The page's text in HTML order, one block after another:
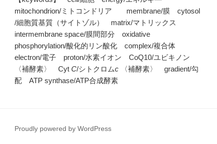
mitochondrion/ミトコンドリア membrane/膜 cytosol
/細胞質基質（サイトゾル） matrix/マトリックス
intermembrane space/膜間部分 oxidative
phosphorylation/酸化的リン酸化 complex/複合体
electron/電子 proton/水素イオン CoQ10/ユビキノン
〈補酵素〉 Cyt C/シトクロムc 〈補酵素〉 gradient/勾
配 ATP synthase/ATP合成酵素
Proudly powered by WordPress